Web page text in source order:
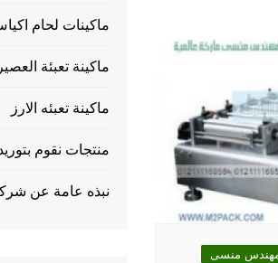
منسى
ماكينات لحام
ماكينة تعبئة
ماكينة تعبئه الارز
منتجات نقوم
نبذه عامة عن